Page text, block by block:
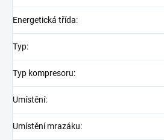
Energetická třída:
Typ:
Typ kompresoru:
Umístění:
Umístění mrazáku: